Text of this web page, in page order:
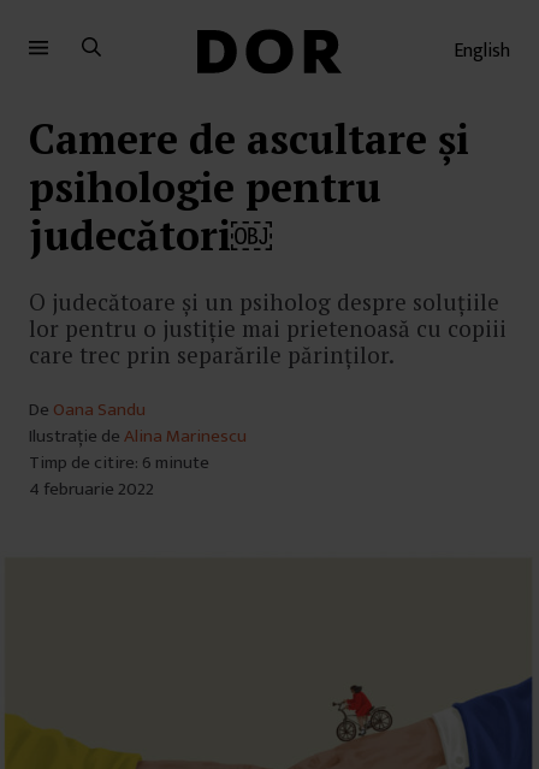
English
Camere de ascultare și
psihologie pentru
judecători￼
O judecătoare și un psiholog despre soluțiile
lor pentru o justiție mai prietenoasă cu copiii
care trec prin separările părinților.
De Oana Sandu
Ilustrație deAlina Marinescu
Timp de citire: 6 minute
4 februarie 2022